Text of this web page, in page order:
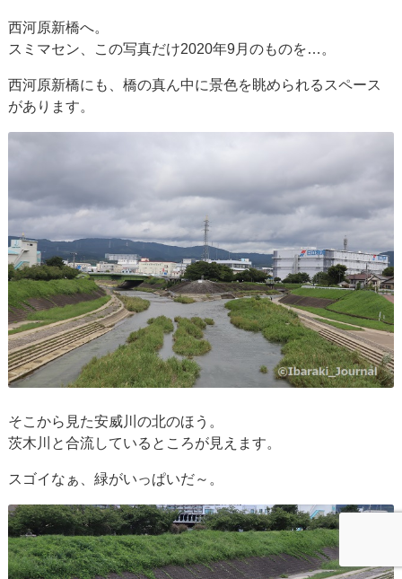
西河原新橋へ。
スミマセン、この写真だけ2020年9月のものを…。
西河原新橋にも、橋の真ん中に景色を眺められるスペース
があります。
そこから見た安威川の北のほう。
茨木川と合流しているところが見えます。
スゴイなぁ、緑がいっぱいだ～。